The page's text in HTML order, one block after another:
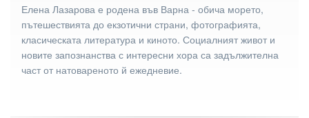
Елена Лазарова е родена във Варна - обича морето,
пътешествията до екзотични страни, фотографията,
класическата литература и киното. Социалният живот и
новите запознанства с интересни хора са задължителна
част от натовареното й ежедневие.